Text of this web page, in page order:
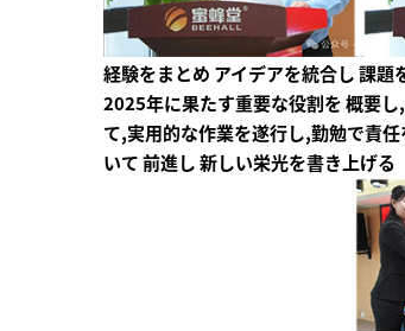
経験をまとめ アイデアを統合し 課
2025年に果たす重要な役割を 概要
て,実用的な作業を遂行し,勤勉で責
いて 前進し 新しい栄光を書き上げる